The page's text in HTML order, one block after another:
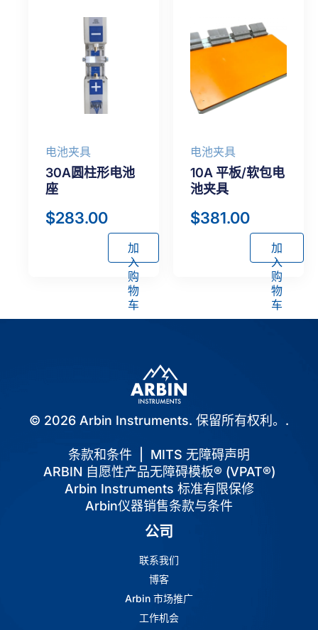
电池夹具
30A圆柱形电池
座
$283.00
加
入
购
物
车
电池夹具
10A 平板/软包电
池夹具
$381.00
加
入
购
物
车
© 2026 Arbin Instruments. 保留所有权利。.
条款和条件
MITS 无障碍声明
ARBIN 自愿性产品无障碍模板® (VPAT®)
Arbin Instruments 标准有限保修
Arbin仪器销售条款与条件
公司
联系我们
博客
Arbin 市场推广
工作机会